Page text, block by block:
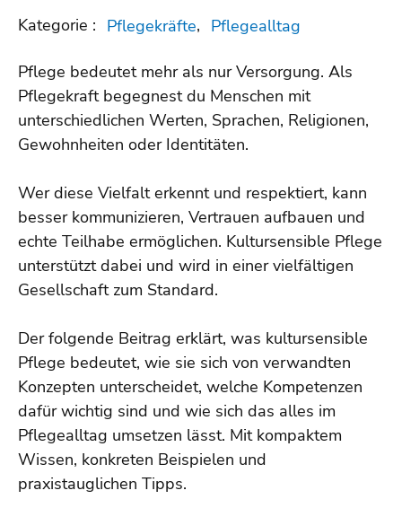
Kategorie : Pflegekräfte, Pflegealltag
Pflege bedeutet mehr als nur Versorgung. Als
Pflegekraft begegnest du Menschen mit
unterschiedlichen Werten, Sprachen, Religionen,
Gewohnheiten oder Identitäten.
Wer diese Vielfalt erkennt und respektiert, kann
besser kommunizieren, Vertrauen aufbauen und
echte Teilhabe ermöglichen. Kultursensible Pflege
unterstützt dabei und wird in einer vielfältigen
Gesellschaft zum Standard.
Der folgende Beitrag erklärt, was kultursensible
Pflege bedeutet, wie sie sich von verwandten
Konzepten unterscheidet, welche Kompetenzen
dafür wichtig sind und wie sich das alles im
Pflegealltag umsetzen lässt. Mit kompaktem
Wissen, konkreten Beispielen und
praxistauglichen Tipps.